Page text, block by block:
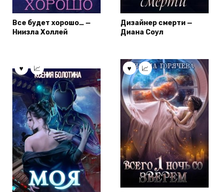
Все будет хорошо… —
Ниизла Холлей
Дизайнер смерти —
Диана Соул